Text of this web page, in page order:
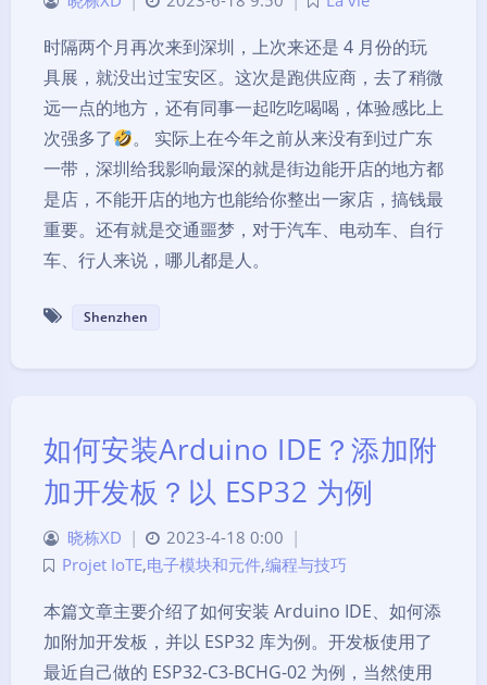
时隔两个月再次来到深圳，上次来还是 4 月份的玩
具展，就没出过宝安区。这次是跑供应商，去了稍微
远一点的地方，还有同事一起吃吃喝喝，体验感比上
次强多了
。 实际上在今年之前从来没有到过广东
一带，深圳给我影响最深的就是街边能开店的地方都
是店，不能开店的地方也能给你整出一家店，搞钱最
重要。还有就是交通噩梦，对于汽车、电动车、自行
车、行人来说，哪儿都是人。
Shenzhen
如何安装Arduino IDE？添加附
加开发板？以 ESP32 为例
晓栋XD | 2023-4-18 0:00 |
Projet IoTE,电子模块和元件,编程与技巧
本篇文章主要介绍了如何安装 Arduino IDE、如何添
加附加开发板，并以 ESP32 库为例。开发板使用了
最近自己做的 ESP32-C3-BCHG-02 为例，当然使用